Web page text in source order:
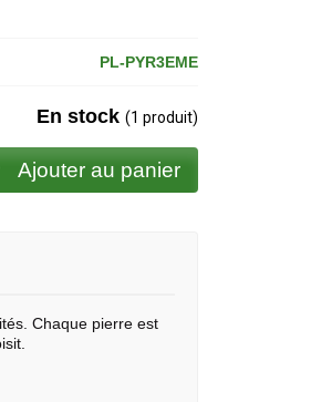
PL-PYR3EME
En stock (1 produit)
Ajouter au panier
Chaque pierre est